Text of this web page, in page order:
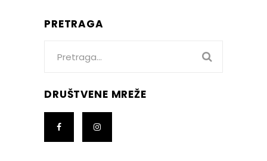
PRETRAGA
DRUŠTVENE MREŽE